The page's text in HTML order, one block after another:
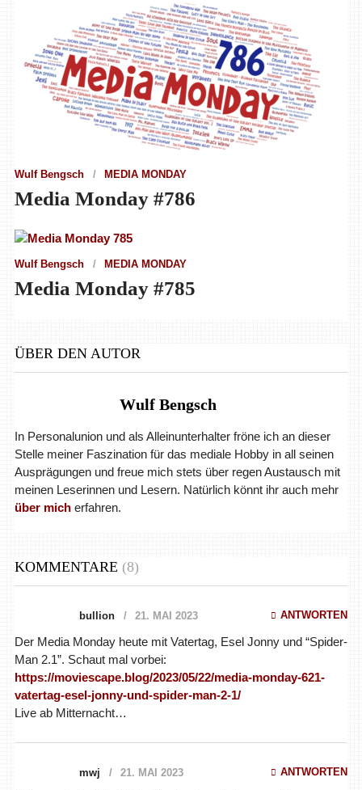
Wulf Bengsch MEDIA MONDAY
Media Monday #786
Wulf Bengsch MEDIA MONDAY
Media Monday #785
ÜBER DEN AUTOR
Wulf Bengsch
In Personalunion und als Alleinunterhalter fröne ich an dieser
Stelle meiner Faszination für das mediale Hobby in all seinen
Ausprägungen und freue mich stets über regen Austausch mit
meinen Leserinnen und Lesern. Natürlich könnt ihr auch mehr
über micherfahren.
KOMMENTARE (8)
bullion 21. MAI 2023 ANTWORTEN
Der Media Monday heute mit Vatertag, Esel Jonny und “Spider-
Man 2.1”. Schaut mal vorbei:
https://moviescape.blog/2023/05/22/media-monday-621-
vatertag-esel-jonny-und-spider-man-2-1/
Live ab Mitternacht…
mwj 21. MAI 2023 ANTWORTEN